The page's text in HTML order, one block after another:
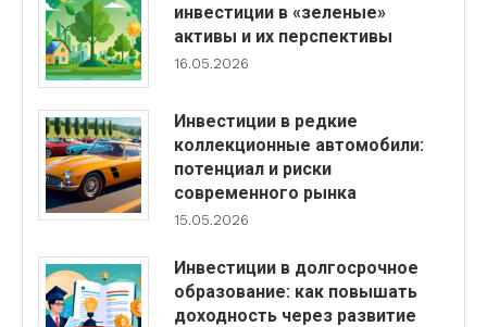
инвестиции в «зеленые»
активы и их перспективы
16.05.2026
Инвестиции в редкие
коллекционные автомобили:
потенциал и риски
современного рынка
15.05.2026
Инвестиции в долгосрочное
образование: как повышать
доходность через развитие